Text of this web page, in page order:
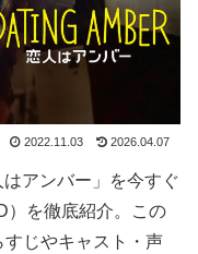
2022.11.03 2026.04.07
アンバー」を今すぐ
）を徹底紹介。この
じやキャスト・声